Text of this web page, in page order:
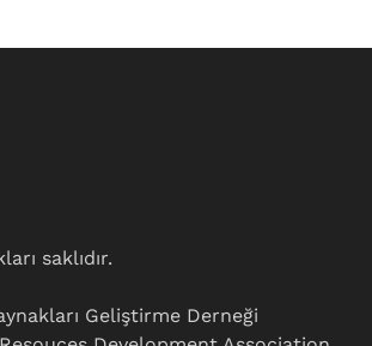
saklıdır.
Geliştirme Derneği